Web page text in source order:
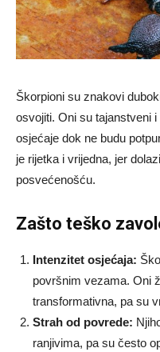
Škorpioni su znakovi
osvojiti. Oni su tajanstveni
osjećaje dok ne budu
je rijetka i vrijedna, jer
posvećenošću.
Zašto teško
Intenzitet osjećaja:
površnim vezama. Oni
transformativna, pa su
Strah od povrede:
ranjivima, pa su često